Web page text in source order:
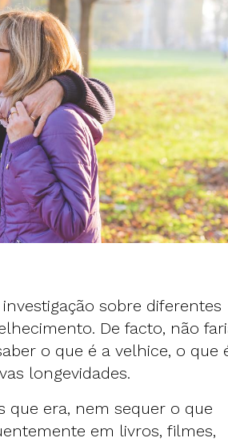
sobre diferentes
De facto, não
o que é a velhice, o que
longevidades.
que era, nem sequer o que
em livros, filmes,